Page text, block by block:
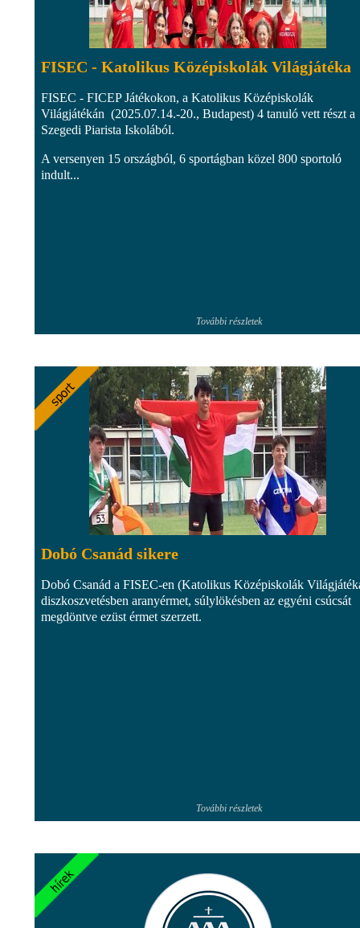
FISEC - Katolikus Középiskolák Világjátéka
FISEC - FICEP Játékokon, a Katolikus Középiskolák
Világjátékán (2025.07.14.-20., Budapest) 4 tanuló vett részt a
Szegedi Piarista Iskolából.
A versenyen 15 országból, 6 sportágban közel 800 sportoló
indult...
További részletek
Dobó Csanád sikere
Dobó Csanád a FISEC-en (Katolikus Középiskolák
diszkoszvetésben aranyérmet, súlylökésben az egyéni csúcsát
megdöntve ezüst érmet szerzett.
További részletek